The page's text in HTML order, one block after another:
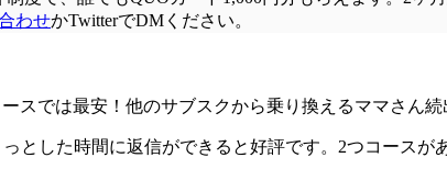
わせかTwitterでDMください。
スでは最安 ！他のサブスクから乗り換えるママさん続
とした時間に返信ができると好評です。2つコースが